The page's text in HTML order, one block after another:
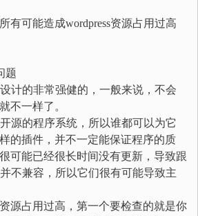
有可能造成wordpress资源占用过高
题
计的非常强健的，一般来说，不会
不一样了。
源的程序系统，所以谁都可以为它
的插件，并不一定能保证程序的质
可能已经很长时间没有更新，导致跟
不兼容，所以它们很有可能导致主
源占用过高，第一个要检查的就是你